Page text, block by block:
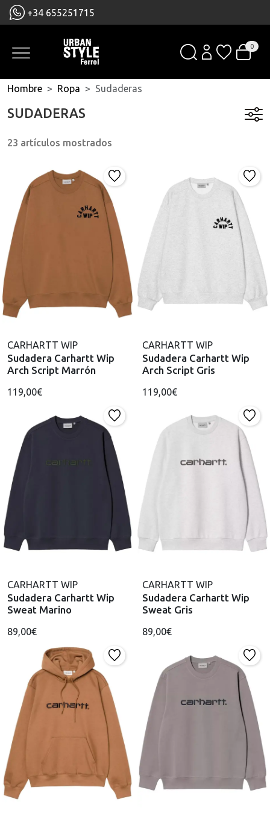
+34 655251715
0
Hombre Ropa Sudaderas
SUDADERAS
23 artículos mostrados
CARHARTT WIP
Sudadera Carhartt Wip
Arch Script Marrón
119,00€
CARHARTT WIP
Sudadera Carhartt Wip
Arch Script Gris
119,00€
CARHARTT WIP
Sudadera Carhartt Wip
Sweat Marino
89,00€
CARHARTT WIP
Sudadera Carhartt Wip
Sweat Gris
89,00€